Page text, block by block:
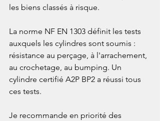
les biens classés à risque.
La norme NF EN 1303 définit les tests
auxquels les cylindres sont soumis :
résistance au perçage, à l'arrachement,
au crochetage, au bumping. Un
cylindre certifié A2P BP2 a réussi tous
ces tests.
Je recommande en priorité des